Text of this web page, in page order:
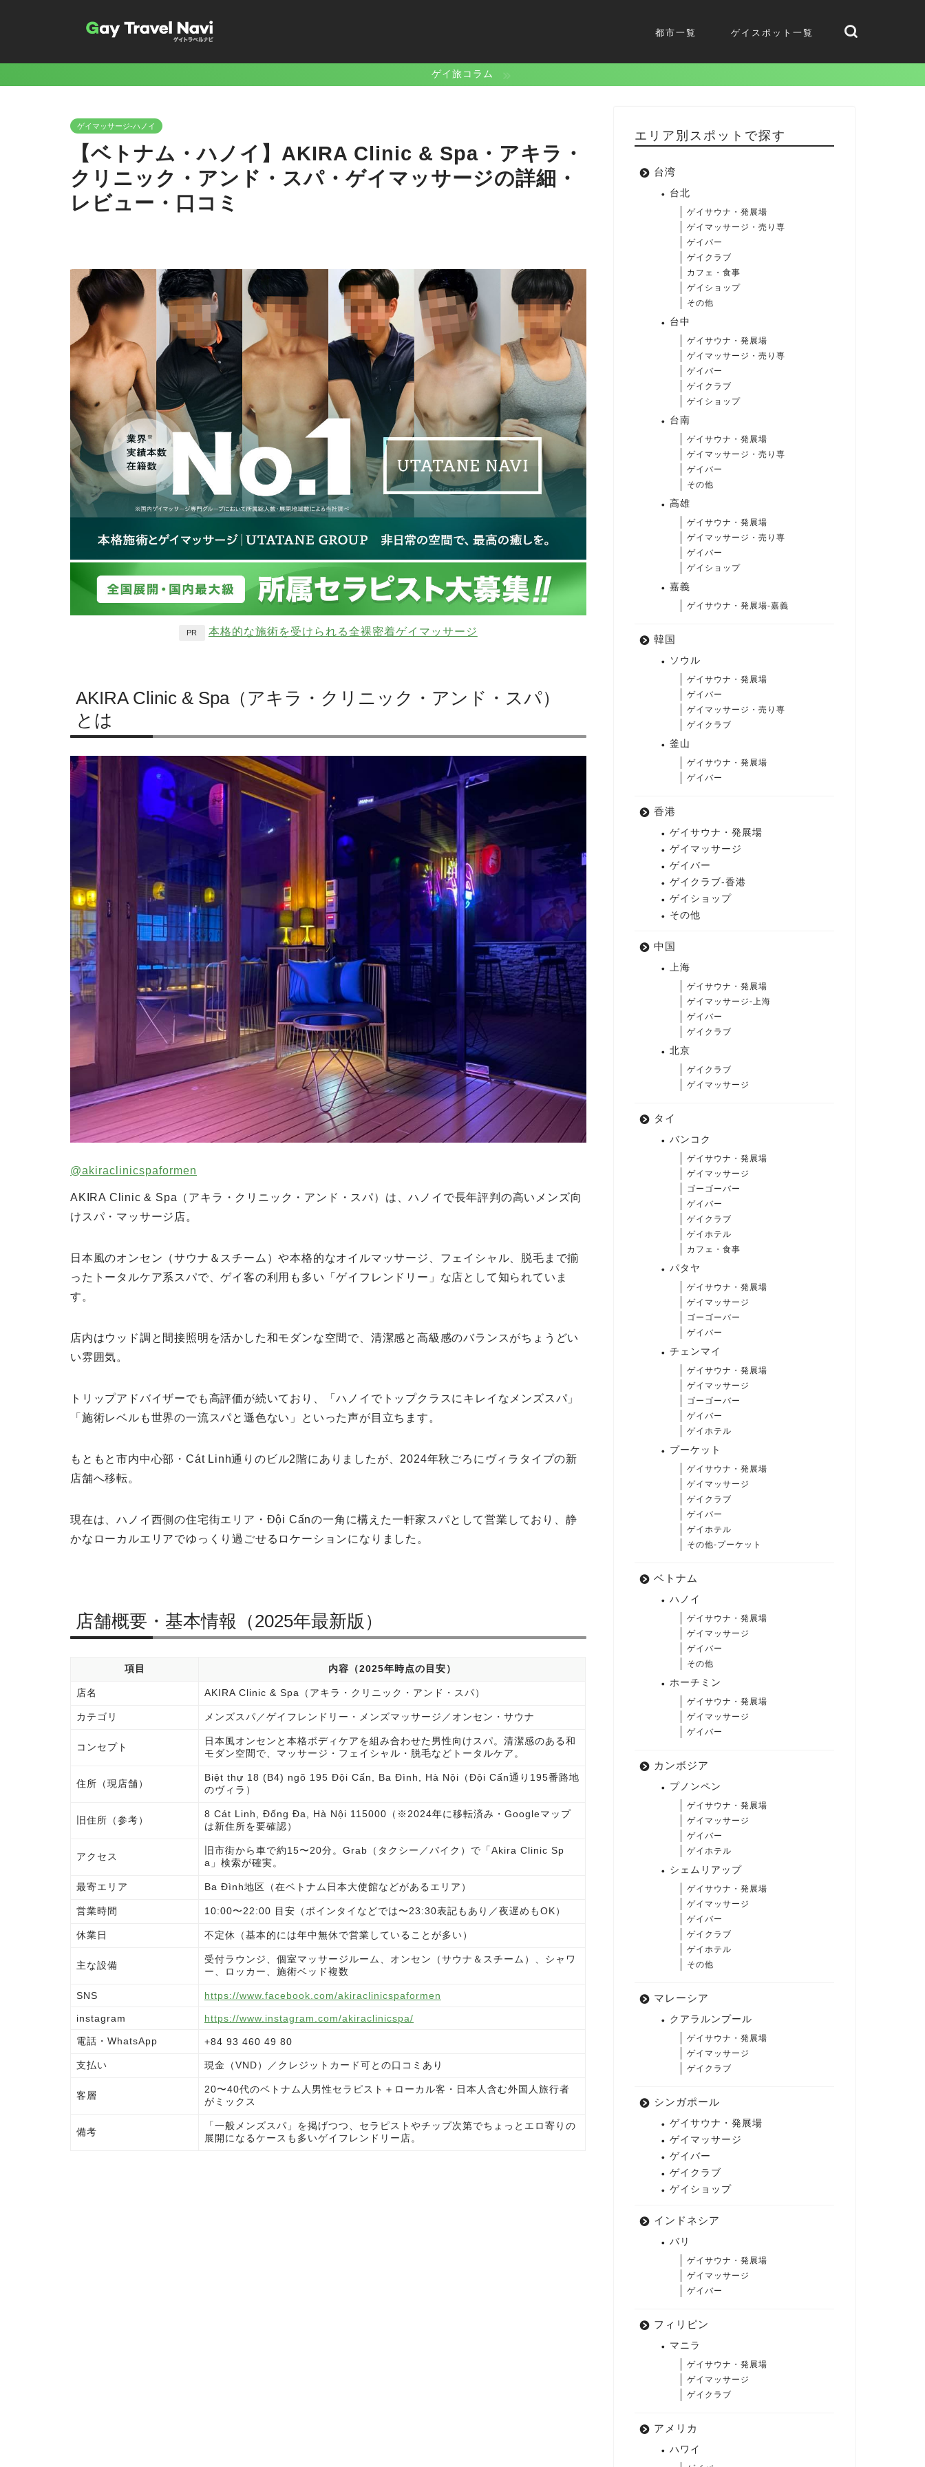
都市一覧 ゲイスポット一覧
ゲイ旅コラム
ゲイマッサージ-ハノイ
【ベトナム・ハノイ】AKIRA Clinic & Spa・アキラ・
クリニック・アンド・スパ・ゲイマッサージの詳細・
レビュー・口コミ
PR 本格的な施術を受けられる全裸密着ゲイマッサージ
AKIRA Clinic & Spa（アキラ・クリニック・アンド・スパ）
とは
@akiraclinicspaformen
AKIRA Clinic & Spa（アキラ・クリニック・アンド・スパ）は、ハノイで長年評判の高いメンズ向
けスパ・マッサージ店。
日本風のオンセン（サウナ＆スチーム）や本格的なオイルマッサージ、フェイシャル、脱毛まで揃
ったトータルケア系スパで、ゲイ客の利用も多い「ゲイフレンドリー」な店として知られていま
す。
店内はウッド調と間接照明を活かした和モダンな空間で、清潔感と高級感のバランスがちょうどい
い雰囲気。
トリップアドバイザーでも高評価が続いており、「ハノイでトップクラスにキレイなメンズスパ」
「施術レベルも世界の一流スパと遜色ない」といった声が目立ちます。
もともと市内中心部・Cát Linh通りのビル2階にありましたが、2024年秋ごろにヴィラタイプの新
店舗へ移転。
現在は、ハノイ西側の住宅街エリア・Đội Cấnの一角に構えた一軒家スパとして営業しており、静
かなローカルエリアでゆっくり過ごせるロケーションになりました。
店舗概要・基本情報（2025年最新版）
項目 内容（2025年時点の目安）
店名 AKIRA Clinic & Spa（アキラ・クリニック・アンド・スパ）
カテゴリ メンズスパ／ゲイフレンドリー・メンズマッサージ／オンセン・サウナ
コンセプト
日本風オンセンと本格ボディケアを組み合わせた男性向けスパ。清潔感のある和
モダン空間で、マッサージ・フェイシャル・脱毛などトータルケア。
住所（現店舗）
Biệt thự 18 (B4) ngõ 195 Đội Cấn, Ba Đình, Hà Nội（Đội Cấn通り195番路地
のヴィラ）
旧住所（参考）
8 Cát Linh, Đống Đa, Hà Nội 115000（※2024年に移転済み・Googleマップ
は新住所を要確認）
アクセス
旧市街から車で約15〜20分。Grab（タクシー／バイク）で「Akira Clinic Sp
a」検索が確実。
最寄エリア Ba Đình地区（在ベトナム日本大使館などがあるエリア）
営業時間 10:00〜22:00 目安（ボインタイなどでは〜23:30表記もあり／夜遅めもOK）
休業日 不定休（基本的には年中無休で営業していることが多い）
主な設備
受付ラウンジ、個室マッサージルーム、オンセン（サウナ＆スチーム）、シャワ
ー、ロッカー、施術ベッド複数
SNS https://www.facebook.com/akiraclinicspaformen
instagram https://www.instagram.com/akiraclinicspa/
電話・WhatsApp +84 93 460 49 80
支払い 現金（VND）／クレジットカード可との口コミあり
客層
20〜40代のベトナム人男性セラピスト＋ローカル客・日本人含む外国人旅行者
がミックス
備考
「一般メンズスパ」を掲げつつ、セラピストやチップ次第でちょっとエロ寄りの
展開になるケースも多いゲイフレンドリー店。
エリア別スポットで探す
台湾
台北
ゲイサウナ・発展場
ゲイマッサージ・売り専
ゲイバー
ゲイクラブ
カフェ・食事
ゲイショップ
その他
台中
ゲイサウナ・発展場
ゲイマッサージ・売り専
ゲイバー
ゲイクラブ
ゲイショップ
台南
ゲイサウナ・発展場
ゲイマッサージ・売り専
ゲイバー
その他
高雄
ゲイサウナ・発展場
ゲイマッサージ・売り専
ゲイバー
ゲイショップ
嘉義
ゲイサウナ・発展場-嘉義
韓国
ソウル
ゲイサウナ・発展場
ゲイバー
ゲイマッサージ・売り専
ゲイクラブ
釜山
ゲイサウナ・発展場
ゲイバー
香港
ゲイサウナ・発展場
ゲイマッサージ
ゲイバー
ゲイクラブ-香港
ゲイショップ
その他
中国
上海
ゲイサウナ・発展場
ゲイマッサージ-上海
ゲイバー
ゲイクラブ
北京
ゲイクラブ
ゲイマッサージ
タイ
バンコク
ゲイサウナ・発展場
ゲイマッサージ
ゴーゴーバー
ゲイバー
ゲイクラブ
ゲイホテル
カフェ・食事
パタヤ
ゲイサウナ・発展場
ゲイマッサージ
ゴーゴーバー
ゲイバー
チェンマイ
ゲイサウナ・発展場
ゲイマッサージ
ゴーゴーバー
ゲイバー
ゲイホテル
プーケット
ゲイサウナ・発展場
ゲイマッサージ
ゲイクラブ
ゲイバー
ゲイホテル
その他-プーケット
ベトナム
ハノイ
ゲイサウナ・発展場
ゲイマッサージ
ゲイバー
その他
ホーチミン
ゲイサウナ・発展場
ゲイマッサージ
ゲイバー
カンボジア
プノンペン
ゲイサウナ・発展場
ゲイマッサージ
ゲイバー
ゲイホテル
シェムリアップ
ゲイサウナ・発展場
ゲイマッサージ
ゲイバー
ゲイクラブ
ゲイホテル
その他
マレーシア
クアラルンプール
ゲイサウナ・発展場
ゲイマッサージ
ゲイクラブ
シンガポール
ゲイサウナ・発展場
ゲイマッサージ
ゲイバー
ゲイクラブ
ゲイショップ
インドネシア
バリ
ゲイサウナ・発展場
ゲイマッサージ
ゲイバー
フィリピン
マニラ
ゲイサウナ・発展場
ゲイマッサージ
ゲイクラブ
アメリカ
ハワイ